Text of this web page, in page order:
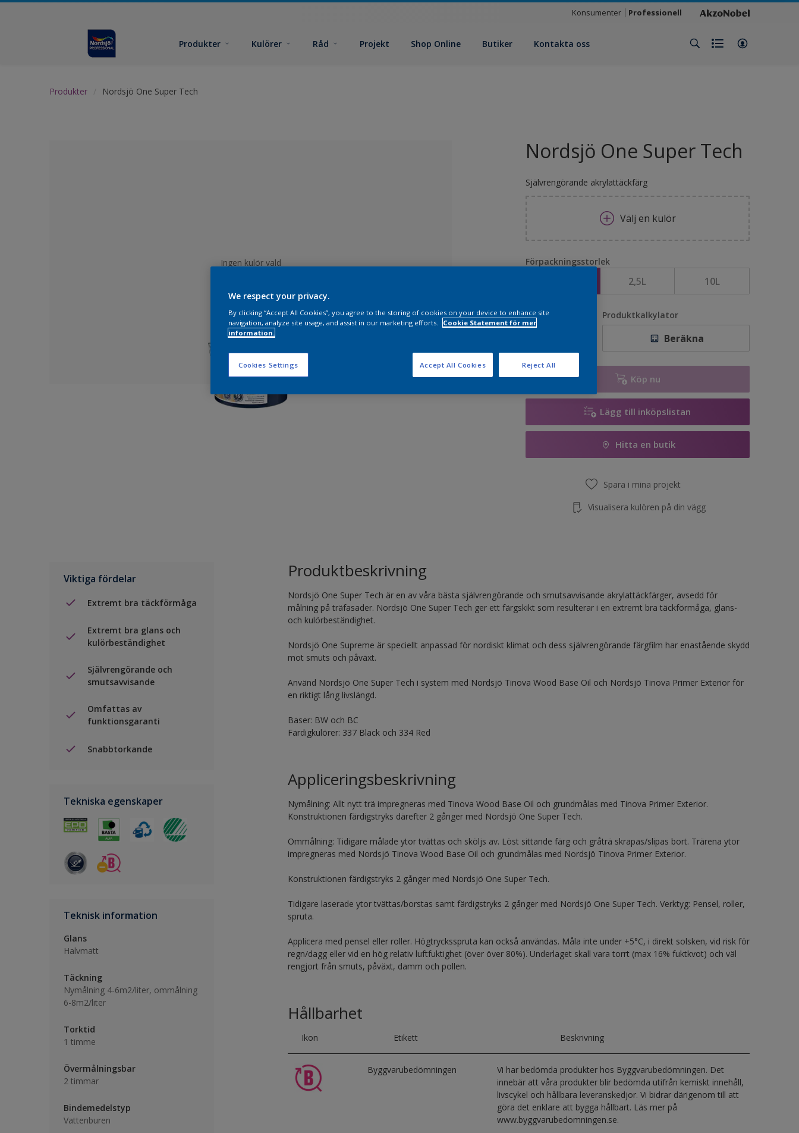
Konsumenter Professionell
Produkter Kulörer Råd Projekt Shop Online Butiker Kontakta oss
Produkter Nordsjö One Super Tech
Ingen kulör vald
Nordsjö One Super Tech
Självrengörande akrylattäckfärg
Välj en kulör
Förpackningsstorlek
2,5L 10L
Kvantitet Produktkalkylator
Beräkna
Köp nu
Lägg till inköpslistan
Hitta en butik
Spara i mina projekt
Visualisera kulören på din vägg
Viktiga fördelar
Extremt bra täckförmåga
Extremt bra glans och
kulörbeständighet
Självrengörande och
smutsavvisande
Omfattas av
funktionsgaranti
Snabbtorkande
Tekniska egenskaper
Teknisk information
Glans
Halvmatt
Täckning
Nymålning 4-6m2/liter, ommålning
6-8m2/liter
Torktid
1 timme
Övermålningsbar
2 timmar
Bindemedelstyp
Vattenburen
Produktbeskrivning
Nordsjö One Super Tech är en av våra bästa självrengörande och smutsavvisande akrylattäckfärger, avsedd för
målning på träfasader. Nordsjö One Super Tech ger ett färgskikt som resulterar i en extremt bra täckförmåga, glans-
och kulörbeständighet.
Nordsjö One Supreme är speciellt anpassad för nordiskt klimat och dess självrengörande färgfilm har enastående skydd
mot smuts och påväxt.
Använd Nordsjö One Super Tech i system med Nordsjö Tinova Wood Base Oil och Nordsjö Tinova Primer Exterior för
en riktigt lång livslängd.
Baser: BW och BC
Färdigkulörer: 337 Black och 334 Red
Appliceringsbeskrivning
Nymålning: Allt nytt trä impregneras med Tinova Wood Base Oil och grundmålas med Tinova Primer Exterior.
Konstruktionen färdigstryks därefter 2 gånger med Nordsjö One Super Tech.
Ommålning: Tidigare målade ytor tvättas och sköljs av. Löst sittande färg och gråträ skrapas/slipas bort. Trärena ytor
impregneras med Nordsjö Tinova Wood Base Oil och grundmålas med Nordsjö Tinova Primer Exterior.
Konstruktionen färdigstryks 2 gånger med Nordsjö One Super Tech.
Tidigare laserade ytor tvättas/borstas samt färdigstryks 2 gånger med Nordsjö One Super Tech. Verktyg: Pensel, roller,
spruta.
Applicera med pensel eller roller. Högtrycksspruta kan också användas. Måla inte under +5°C, i direkt solsken, vid risk för
regn/dagg eller vid en hög relativ luftfuktighet (över över 80%). Underlaget skall vara torrt (max 16% fuktkvot) och väl
rengjort från smuts, påväxt, damm och pollen.
Hållbarhet
Ikon Etikett Beskrivning
Byggvarubedömningen
Vi har bedömda produkter hos Byggvarubedömningen. Det
innebär att våra produkter blir bedömda utifrån kemiskt innehåll,
livscykel och hållbara leveranskedjor. Vi bidrar därigenom till att
göra det enklare att bygga hållbart. Läs mer på
www.byggvarubedomningen.se.
We respect your privacy.
By clicking “Accept All Cookies”, you agree to the storing of cookies on your device to enhance site
navigation, analyze site usage, and assist in our marketing efforts.
Cookie Statement för mer
information.
Cookies Settings Reject All
Accept All Cookies